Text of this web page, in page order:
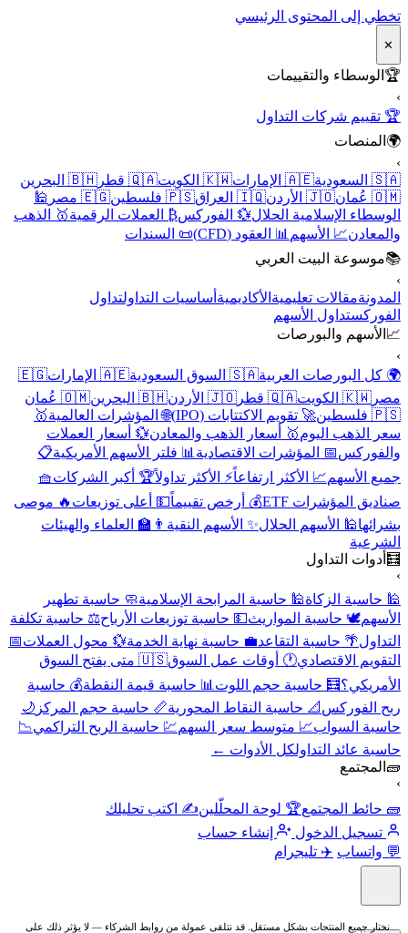
تخطي إلى المحتوى الرئيسي
✕
🏆الوسطاء والتقييمات
🏆 تقييم شركات التداول
🌍المنصات
🇸🇦 السعودية
🇦🇪 الإمارات 🇰🇼 الكويت 🇶🇦 قطر
🇧🇭 البحرين
🇴🇲 عُمان
🇯🇴 الأردن 🇮🇶 العراق 🇵🇸 فلسطين 🇪🇬 مصر
🕌
الوسطاء الإسلامية الحلال 💱 الفوركس ₿ العملات الرقمية🥇 الذهب
والمعادن📈 الأسهم📊 العقود (CFD)
📜 السندات
📚موسوعة البيت العربي
المدونةمقالات تعليميةالأكاديميةأساسيات التداولتداول
الفوركستداول الأسهم
📈الأسهم والبورصات
🌍 كل البورصات العربية🇸🇦 السوق السعودية 🇦🇪 الإمارات
🇪🇬
مصر 🇰🇼 الكويت 🇶🇦 قطر 🇯🇴 الأردن 🇧🇭 البحرين
🇴🇲 عُمان
🇵🇸 فلسطين
🚀 تقويم الاكتتابات (IPO) 🌐 المؤشرات العالمية🥇
سعر الذهب اليوم🥇 أسعار الذهب والمعادن💱 أسعار العملات
والفوركس 📅 المؤشرات الاقتصادية📊 فلتر الأسهم الأمريكية📋
جميع الأسهم📈 الأكثر ارتفاعاً⚡ الأكثر تداولاً🏆 أكبر الشركات🧺
صناديق المؤشرات ETF
💰 أرخص تقييماً💵 أعلى توزيعات🔥 موصى
بشرائها🕌 الأسهم الحلال ✨ الأسهم النقية👨‍🏫 العلماء والهيئات
الشرعية
🧮أدوات التداول
🕌 حاسبة الزكاة🕌 حاسبة المرابحة الإسلامية🧼 حاسبة تطهير
الأسهم🕊️ حاسبة المواريث💵 حاسبة توزيعات الأرباح⚖️ حاسبة تكلفة
التداول 🌴 حاسبة التقاعد💼 حاسبة نهاية الخدمة💱 محول العملات📅
التقويم الاقتصادي🕐 أوقات عمل السوق
🇺🇸 متى يفتح السوق
الأمريكي؟🧮 حاسبة حجم اللوت📊 حاسبة قيمة النقطة💰 حاسبة
ربح الفوركس 📐 حاسبة النقاط المحورية📏 حاسبة حجم المركز 🌙
حاسبة السواب📈 متوسط سعر السهم💹 حاسبة الربح التراكمي 📉
حاسبة عائد التداولكل الأدوات ←
🧱المجتمع
🧱 حائط المجتمع🏆 لوحة المحلّلين✍️ اكتب تحليلك
تسجيل الدخول
إنشاء حساب
💬 واتساب ✈️ تليجرام
نختار جميع المنتجات بشكل مستقل. قد نتلقى عمولة من روابط الشركاء — لا يؤثر ذلك على